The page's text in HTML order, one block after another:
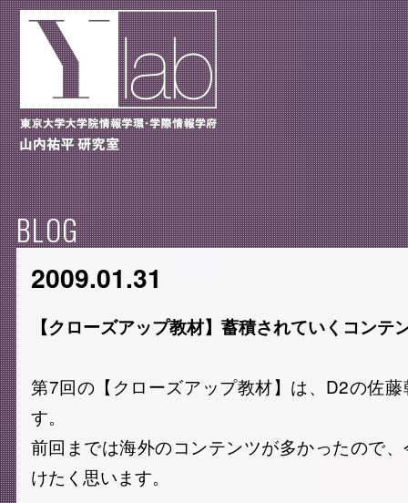
BLOG
2009.01.31
【クローズアップ教材】蓄積されていくコンテ
第7回の【クローズアップ教材】は、D2の佐
す。
前回までは海外のコンテンツが多かったので
けたく思います。